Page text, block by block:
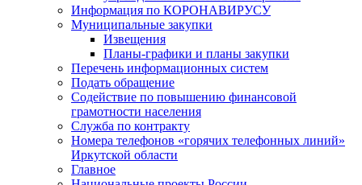
Информация по КОРОНАВИРУСУ
Муниципальные закупки
Извещения
Планы-графики и планы закупки
Перечень информационных систем
Подать обращение
Содействие по повышению финансовой
грамотности населения
Служба по контракту
Номера телефонов «горячих телефонных линий»
Иркутской области
Главное